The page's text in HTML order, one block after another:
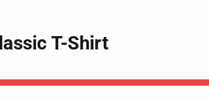
T-Shirt